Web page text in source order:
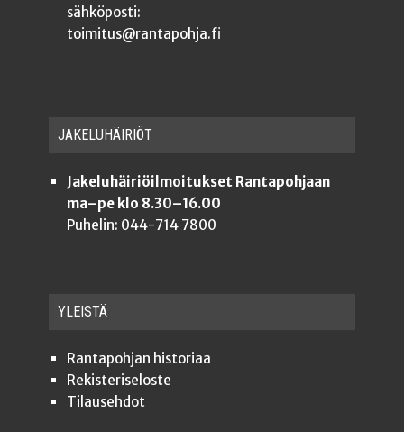
sähköposti:
toimitus@rantapohja.fi
JAKE­LU­HÄI­RIÖT
Jakeluhäiriöilmoitukset Rantapohjaan
ma–pe klo 8.30–16.00
Puhelin: 044-714 7800
YLEISTÄ
Ran­ta­poh­jan historiaa
Rekis­te­ri­se­los­te
Tilauseh­dot